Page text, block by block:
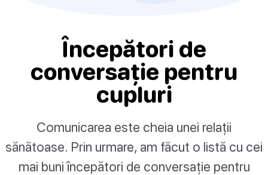
Începători de
conversație pentru
cupluri
Comunicarea este cheia unei relații
sănătoase. Prin urmare, am făcut o listă cu cei
mai buni începători de conversație pentru